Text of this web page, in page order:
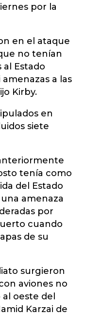
por la
en el ataque
no tenían
al Estado
amenazas a las
Kirby.
en
siete
tenía como
del Estado
amenaza
por
cuando
de su
surgieron
aviones no
oeste del
Karzai de